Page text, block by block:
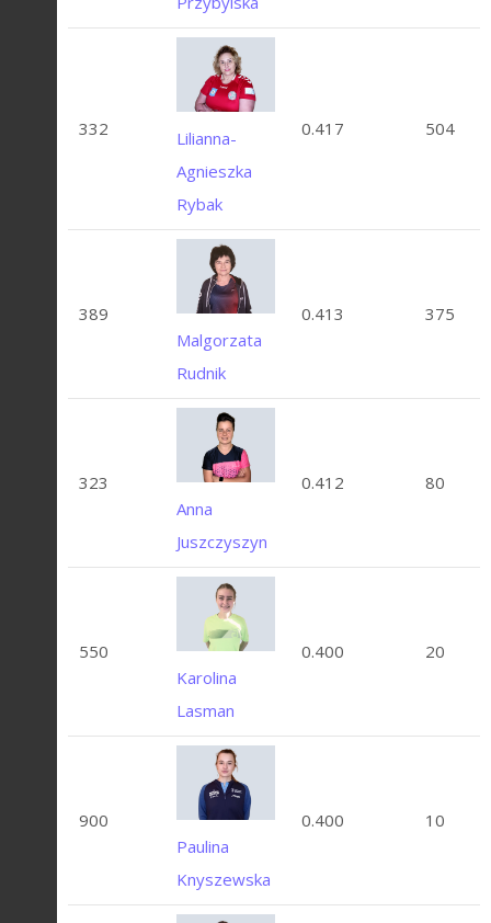
332
Lilianna-
Agnieszka
Rybak
0.417 504
389
Malgorzata
Rudnik
0.413 375
323
Anna
Juszczyszyn
0.412 80
550
Karolina
Lasman
0.400 20
900
Paulina
Knyszewska
0.400 10